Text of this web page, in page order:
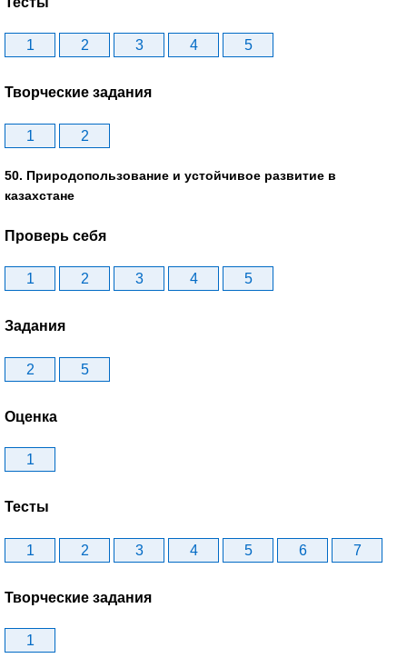
1 2 3 4 5
Творческие задания
1 2
50. Природопользование и устойчивое развитие в
казахстане
Проверь себя
1 2 3 4 5
Задания
2 5
Оценка
1
Тесты
1 2 3 4 5 6 7
Творческие задания
1